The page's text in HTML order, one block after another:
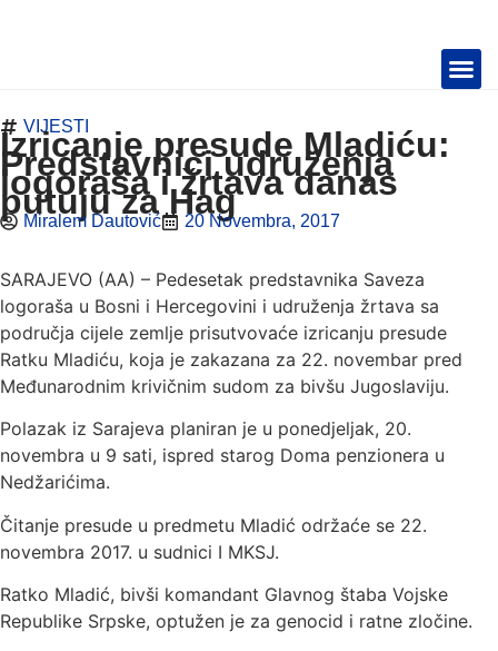
VIJESTI
Izricanje presude Mladiću:
Predstavnici udruženja
logoraša i žrtava danas
putuju za Hag
Miralem Dautović 20 Novembra, 2017
SARAJEVO (AA) – Pedesetak predstavnika Saveza
logoraša u Bosni i Hercegovini i udruženja žrtava sa
područja cijele zemlje prisutvovaće izricanju presude
Ratku Mladiću, koja je zakazana za 22. novembar pred
Međunarodnim krivičnim sudom za bivšu Jugoslaviju.
Polazak iz Sarajeva planiran je u ponedjeljak, 20.
novembra u 9 sati, ispred starog Doma penzionera u
Nedžarićima.
Čitanje presude u predmetu Mladić održaće se 22.
novembra 2017. u sudnici I MKSJ.
Ratko Mladić, bivši komandant Glavnog štaba Vojske
Republike Srpske, optužen je za genocid i ratne zločine.